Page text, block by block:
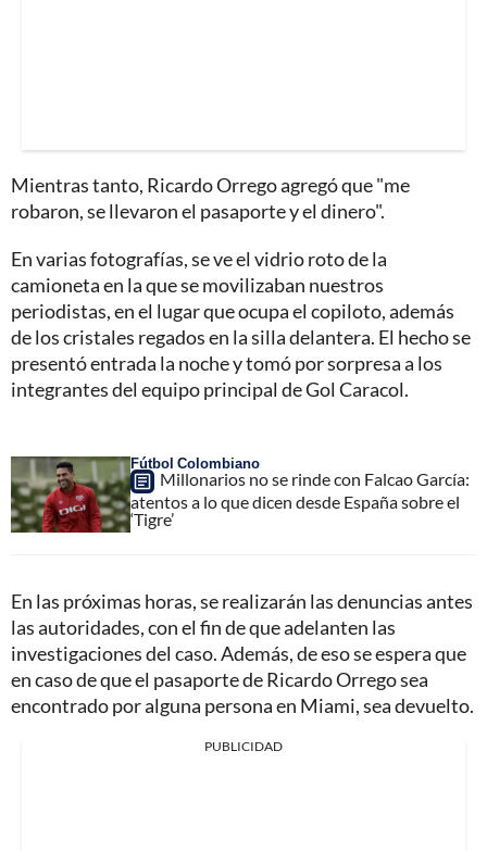
Mientras tanto, Ricardo Orrego agregó que "me
robaron, se llevaron el pasaporte y el dinero".
En varias fotografías, se ve el vidrio roto de la
camioneta en la que se movilizaban nuestros
periodistas, en el lugar que ocupa el copiloto, además
de los cristales regados en la silla delantera. El hecho se
presentó entrada la noche y tomó por sorpresa a los
integrantes del equipo principal de Gol Caracol.
Fútbol Colombiano
Millonarios no se rinde con Falcao García:
atentos a lo que dicen desde España sobre el
‘Tigre’
En las próximas horas, se realizarán las denuncias antes
las autoridades, con el fin de que adelanten las
investigaciones del caso. Además, de eso se espera que
en caso de que el pasaporte de Ricardo Orrego sea
encontrado por alguna persona en Miami, sea devuelto.
PUBLICIDAD